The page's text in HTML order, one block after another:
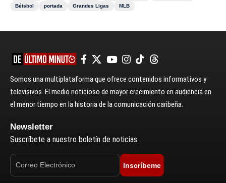
Béisbol
portada Grandes Ligas MLB
Somos una multiplataforma que ofrece contenidos informativos y
televisivos. El medio noticioso de mayor crecimiento en audiencia en
el menor tiempo en la historia de la comunicación caribeña.
Newsletter
Suscríbete a nuestro boletín de noticias.
Inscríbeme